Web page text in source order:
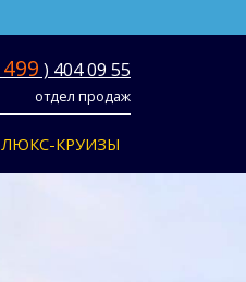
499 ) 404 09 55
отдел продаж
ЛЮКС-КРУИЗЫ